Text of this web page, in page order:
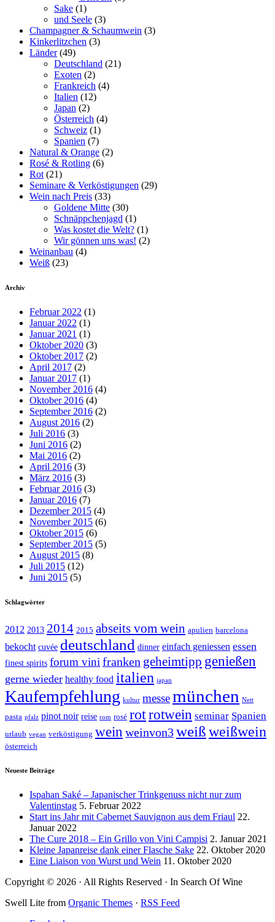
Sake (1)
und Seele (3)
Champagner & Schaumwein (3)
Kinkerlitzchen (3)
Länder(49)
Deutschland (21)
Exoten (2)
Frankreich (4)
Italien (12)
Japan (2)
Österreich (4)
Schweiz (1)
Spanien (7)
Natural & Orange (2)
Rosé & Rotling (6)
Rot (21)
Seminare & Verköstigungen (29)
Wein nach Preis (33)
Goldene Mitte (30)
Schnäppchenjagd (1)
Was kostet die Welt? (1)
Wir gönnen uns was! (2)
Weinanbau (4)
Weiß (23)
Archiv
Februar 2022 (1)
Januar 2022 (1)
Januar 2021 (1)
Oktober 2020 (3)
Oktober 2017 (2)
April 2017 (2)
Januar 2017 (1)
November 2016 (4)
Oktober 2016 (4)
September 2016 (2)
August 2016 (2)
Juli 2016 (3)
Juni 2016 (2)
Mai 2016 (2)
April 2016 (3)
März 2016 (3)
Februar 2016 (3)
Januar 2016 (7)
Dezember 2015 (4)
November 2015 (6)
Oktober 2015 (6)
September 2015 (5)
August 2015 (8)
Juli 2015 (12)
Juni 2015 (5)
Schlagwörter
2012 2013 2014 2015 abseits vom wein apulien barcelona
bekocht cuvée deutschland dinner einfach geniessen essen
finest spirits forum vini franken geheimtipp genießen
gerne wieder healthy food italien japan
Kaufempfehlung kultur messemünchen Nett
pasta pfalz pinot noir reise rom rosé rotrotwein seminar Spanien
urlaub vegan verköstigung wein weinvon3weißweißwein
österreich
Neueste Beiträge
Ispahan Saké – Japanischer Trinkgenuss nicht nur zum
Valentinstag 5. Februar 2022
Start ins Jahr mit Cabernet Sauvignon aus dem Friaul 22.
Januar 2022
The Cure 2018 – Ein Grillo von Vini Campisi 2. Januar 2021
Kleine Japanreise dank einer Flasche Sake 22. Oktober 2020
Eine Liaison von Wurst und Wein 11. Oktober 2020
Copyright © 2026 · All Rights Reserved · In Search Of Wine
Swell Lite from Organic Themes · RSS Feed